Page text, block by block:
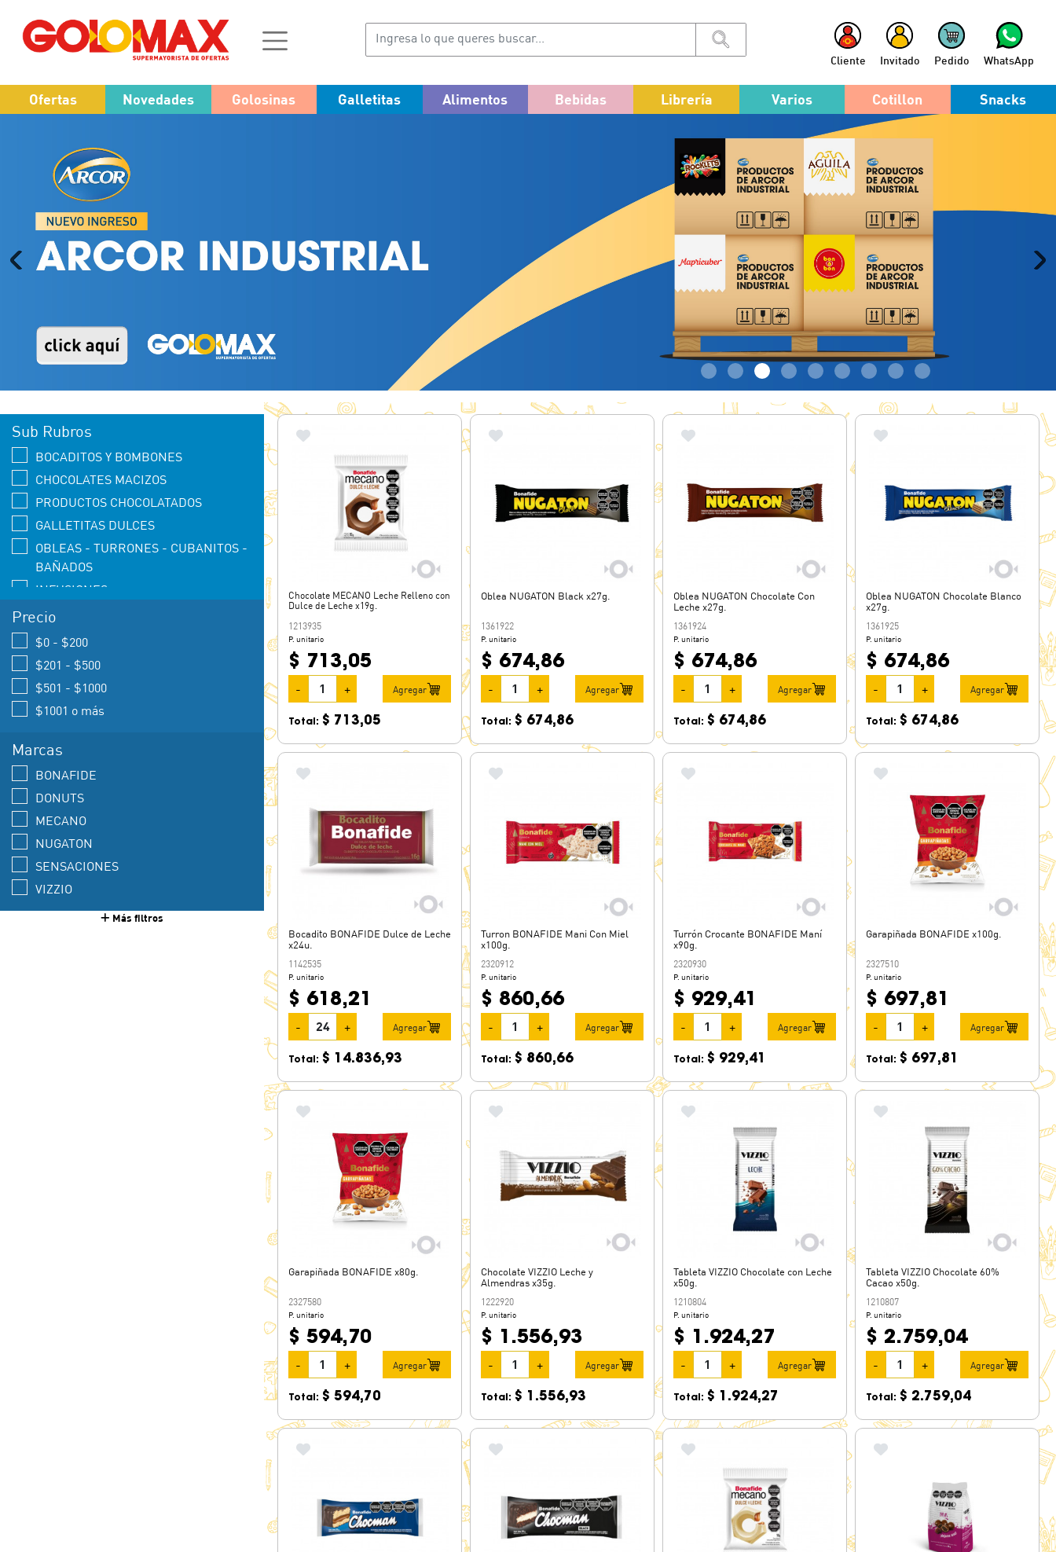
Cliente Invitado Pedido WhatsApp
Ofertas Novedades Golosinas Galletitas Alimentos Bebidas Librería Varios Cotillon Snacks
Sub Rubros
BOCADITOS Y BOMBONES
CHOCOLATES MACIZOS
PRODUCTOS CHOCOLATADOS
GALLETITAS DULCES
OBLEAS - TURRONES - CUBANITOS -
BAÑADOS
INFUSIONES
FIESTAS
POSTRES Y REPOSTERIA
CHOCOLATES RELLENOS
Precio
$0 - $200
$201 - $500
$501 - $1000
$1001 o más
Marcas
BONAFIDE
DONUTS
MECANO
NUGATON
SENSACIONES
VIZZIO
Más filtros
Chocolate MECANO Leche Relleno con
Dulce de Leche x19g.
1213935
P. unitario
$ 713,05
- + Agregar
Total: $ 713,05
Oblea NUGATON Black x27g.
1361922
P. unitario
$ 674,86
- + Agregar
Total: $ 674,86
Oblea NUGATON Chocolate Con
Leche x27g.
1361924
P. unitario
$ 674,86
- + Agregar
Total: $ 674,86
Oblea NUGATON Chocolate Blanco
x27g.
1361925
P. unitario
$ 674,86
- + Agregar
Total: $ 674,86
Bocadito BONAFIDE Dulce de Leche
x24u.
1142535
P. unitario
$ 618,21
- + Agregar
Total: $ 14.836,93
Turron BONAFIDE Mani Con Miel
x100g.
2320912
P. unitario
$ 860,66
- + Agregar
Total: $ 860,66
Turrón Crocante BONAFIDE Maní
x90g.
2320930
P. unitario
$ 929,41
- + Agregar
Total: $ 929,41
Garapiñada BONAFIDE x100g.
2327510
P. unitario
$ 697,81
- + Agregar
Total: $ 697,81
Garapiñada BONAFIDE x80g.
2327580
P. unitario
$ 594,70
- + Agregar
Total: $ 594,70
Chocolate VIZZIO Leche y
Almendras x35g.
1222920
P. unitario
$ 1.556,93
- + Agregar
Total: $ 1.556,93
Tableta VIZZIO Chocolate con Leche
x50g.
1210804
P. unitario
$ 1.924,27
- + Agregar
Total: $ 1.924,27
Tableta VIZZIO Chocolate 60%
Cacao x50g.
1210807
P. unitario
$ 2.759,04
- + Agregar
Total: $ 2.759,04